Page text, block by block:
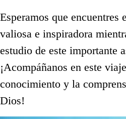
Esperamos que encuentres
valiosa e inspiradora
estudio de este importante
¡Acompáñanos en este
conocimiento y la
Dios!